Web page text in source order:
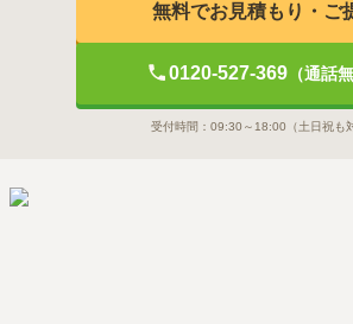
無料でお見積もり・ご
0120-527-369（通話無
受付時間： 09:30～18:00 （土日祝も